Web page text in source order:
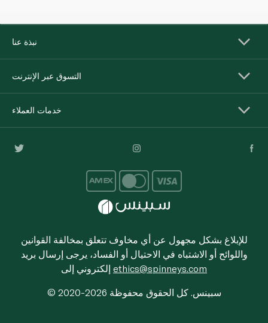
نبذة عنا
التسوق عبر الإنترنت
خدمات العملاء
للإبلاغ بشكل مجهول عن أي مخاوف تتعلق بمخالفة القوانين
واللوائح أو الاشتباه في الاحتيال أو الفساد، يرجى إرسال بريد
ethics@spinneys.com
© 2020-2026 سبينس. كل الحقوق محفوظة